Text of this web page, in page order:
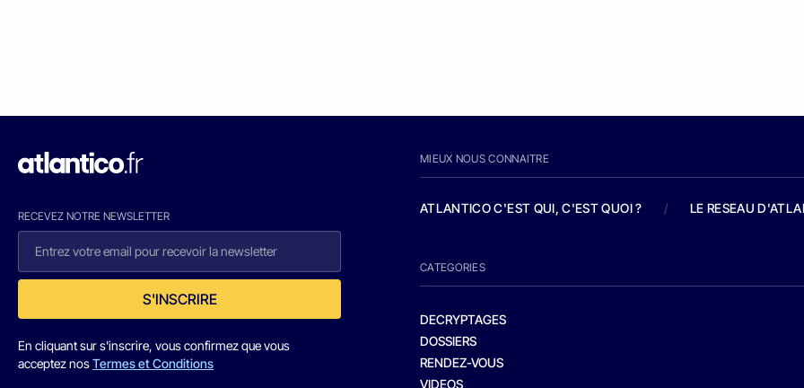
RECEVEZ NOTRE NEWSLETTER
S'INSCRIRE
En cliquant sur s'inscrire, vous confirmez que vous
acceptez nosTermes et Conditions
MIEUX NOUS CONNAITRE
ATLANTICO C'EST QUI, C'EST QUOI ? / LE RESEAU
CATEGORIES
DECRYPTAGES
DOSSIERS
RENDEZ-VOUS
VIDEOS